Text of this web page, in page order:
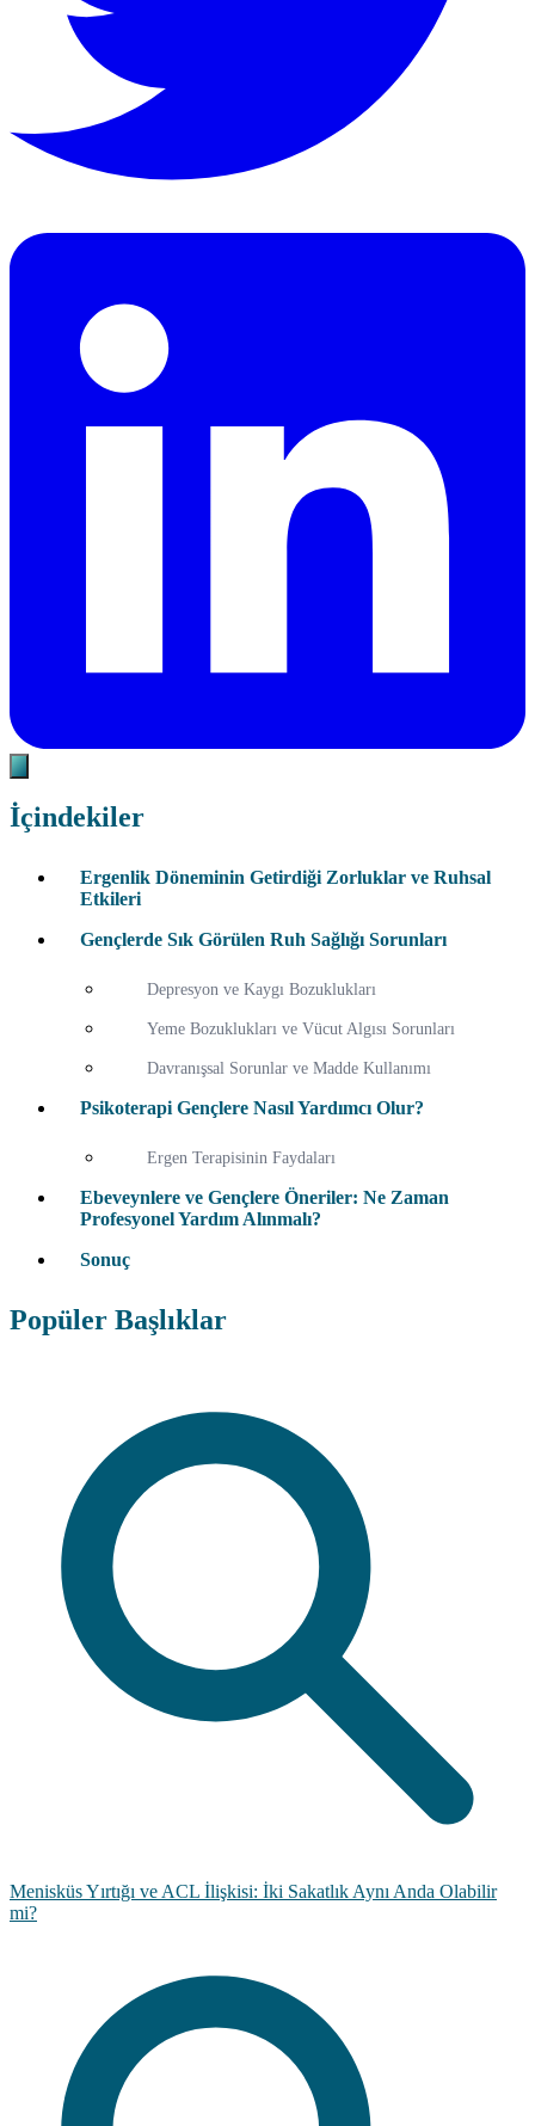
İçindekiler
Ergenlik Döneminin Getirdiği Zorluklar ve Ruhsal
Etkileri
Gençlerde Sık Görülen Ruh Sağlığı Sorunları
Depresyon ve Kaygı Bozuklukları
Yeme Bozuklukları ve Vücut Algısı Sorunları
Davranışsal Sorunlar ve Madde Kullanımı
Psikoterapi Gençlere Nasıl Yardımcı Olur?
Ergen Terapisinin Faydaları
Ebeveynlere ve Gençlere Öneriler: Ne Zaman
Profesyonel Yardım Alınmalı?
Sonuç
Popüler Başlıklar
Menisküs Yırtığı ve ACL İlişkisi: İki Sakatlık Aynı Anda Olabilir
mi?